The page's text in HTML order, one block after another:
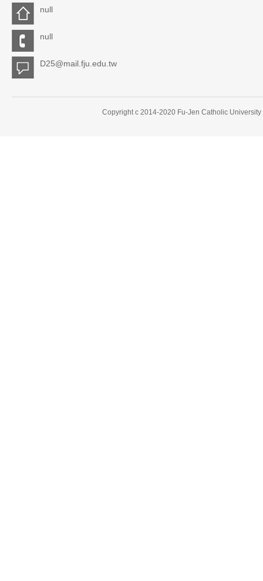
null
null
D25@mail.fju.edu.tw
Copyright c 2014-2020 Fu-Jen Catholic